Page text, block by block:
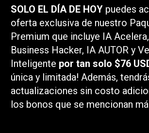
SOLO EL DÍA DE HOY puedes
oferta exclusiva de nuestro
Premium que incluye IA
Business Hacker, IA AUTOR y
Inteligente por tan solo $76
única y limitada! Además,
actualizaciones sin costo
los bonos que se mencionan